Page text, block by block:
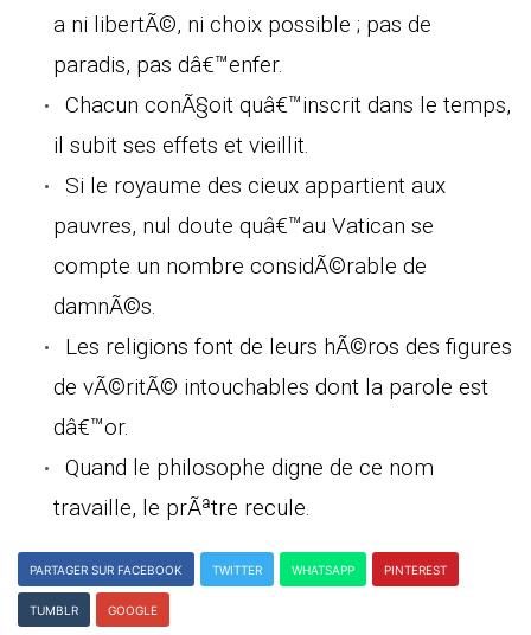
a ni libertÃ©, ni choix possible ; pas de
paradis, pas dâ€™enfer.
Chacun conÃ§oit quâ€™inscrit dans le temps,
il subit ses effets et vieillit.
Si le royaume des cieux appartient aux
pauvres, nul doute quâ€™au Vatican se
compte un nombre considÃ©rable de
damnÃ©s.
Les religions font de leurs hÃ©ros des figures
de vÃ©ritÃ© intouchables dont la parole est
dâ€™or.
Quand le philosophe digne de ce nom
travaille, le prÃªtre recule.
PARTAGER SUR FACEBOOK TWITTER WHATSAPP PINTEREST
TUMBLR GOOGLE